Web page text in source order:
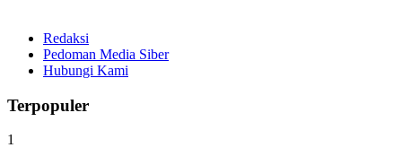
Redaksi
Pedoman Media Siber
Hubungi Kami
Terpopuler
1